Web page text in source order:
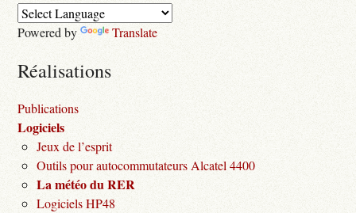
Powered by Translate
Réalisations
Publications
Logiciels
Jeux de l’esprit
Outils pour autocommutateurs Alcatel 4400
La météo du RER
Logiciels HP48